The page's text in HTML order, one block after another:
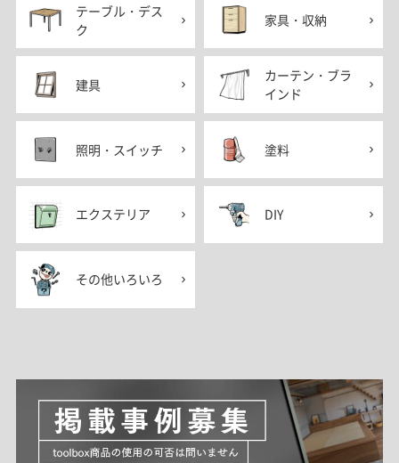
テーブル・デス
ク
家具・収納
建具
カーテン・ブラ
インド
照明・スイッチ 塗料
エクステリア DIY
その他いろいろ